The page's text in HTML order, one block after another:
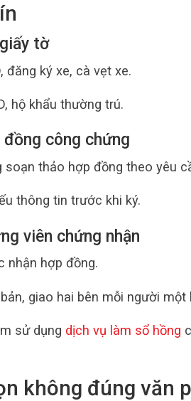
tờ
đăng ký xe, cà vẹt xe.
hộ khẩu thường trú.
đồng công chứng
thảo hợp đồng theo yêu
thông tin trước khi ký.
viên chứng nhận
nhận hợp đồng.
giao hai bên mỗi người một
sử dụng dịch vụ làm sổ hồng
không đúng văn